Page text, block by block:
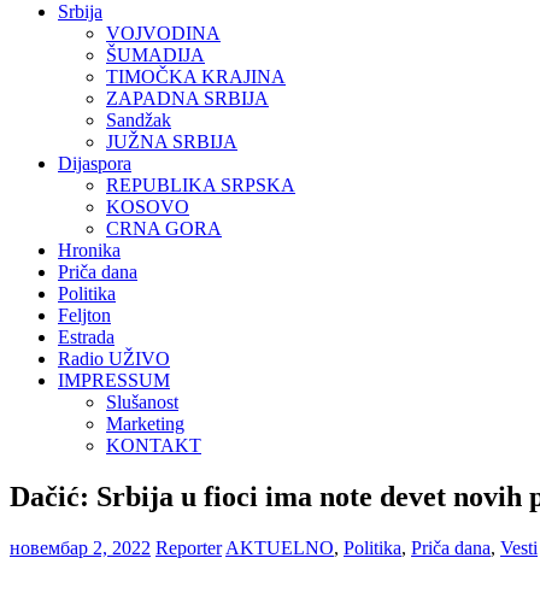
Srbija
VOJVODINA
ŠUMADIJA
TIMOČKA KRAJINA
ZAPADNA SRBIJA
Sandžak
JUŽNA SRBIJA
Dijaspora
REPUBLIKA SRPSKA
KOSOVO
CRNA GORA
Hronika
Priča dana
Politika
Feljton
Estrada
Radio UŽIVO
IMPRESSUM
Slušanost
Marketing
KONTAKT
Dačić: Srbija u fioci ima note devet novih
новембар 2, 2022 Reporter AKTUELNO, Politika, Priča dana, Vesti